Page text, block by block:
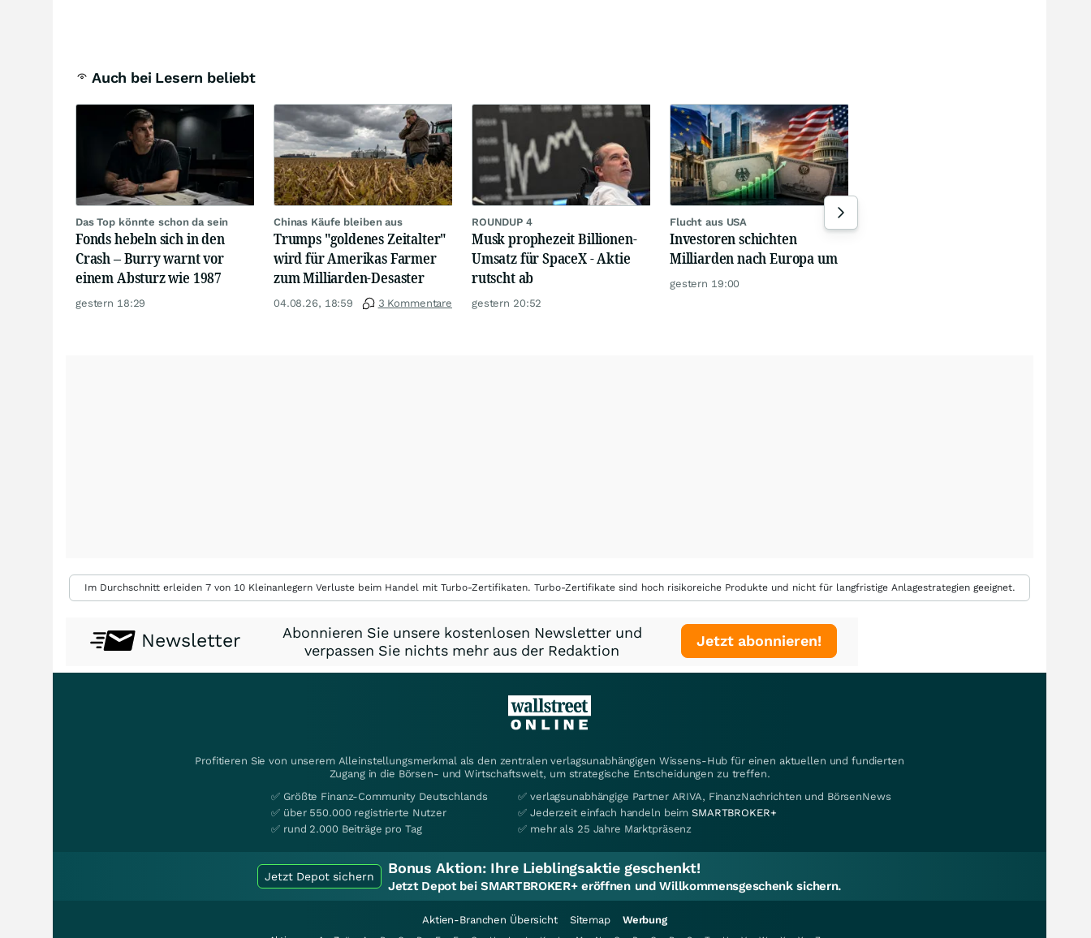
Auch bei Lesern beliebt
Das Top könnte schon da sein
Fonds hebeln sich in den
Crash – Burry warnt vor
einem Absturz wie 1987
gestern 18:29
Chinas Käufe bleiben aus
Trumps "goldenes Zeitalter"
wird für Amerikas Farmer
zum Milliarden-Desaster
04.08.26, 18:59 3 Kommentare
ROUNDUP 4
Musk prophezeit Billionen-
Umsatz für SpaceX - Aktie
rutscht ab
gestern 20:52
Flucht aus USA
Investoren schichten
Milliarden nach Europa um
gestern 19:00
Im Durchschnitt erleiden 7 von 10 Kleinanlegern Verluste beim Handel mit Turbo-Zertifikaten. Turbo-Zertifikate sind hoch risikoreiche Produkte und nicht für langfristige Anlagestrategien geeignet.
Newsletter
Abonnieren Sie unsere kostenlosen Newsletter und
verpassen Sie nichts mehr aus der Redaktion
Jetzt abonnieren!
Profitieren Sie von unserem Alleinstellungsmerkmal als den zentralen verlagsunabhängigen Wissens-Hub für einen aktuellen und fundierten
Zugang in die Börsen- und Wirtschaftswelt, um strategische Entscheidungen zu treffen.
✅ Größte Finanz-Community Deutschlands
✅ über 550.000 registrierte Nutzer
✅ rund 2.000 Beiträge pro Tag
✅ verlagsunabhängige Partner ARIVA, FinanzNachrichten und BörsenNews
✅ Jederzeit einfach handeln beimSMARTBROKER+
✅ mehr als 25 Jahre Marktpräsenz
Jetzt Depot sichern Bonus Aktion: Ihre Lieblingsaktie geschenkt!
Jetzt Depot bei SMARTBROKER+ eröffnen und Willkommensgeschenk sichern.
Aktien-Branchen Übersicht Sitemap Werbung